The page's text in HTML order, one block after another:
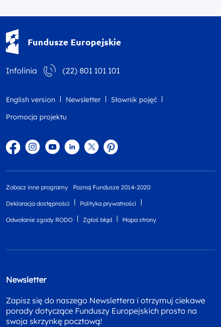
Fundusze Europejskie
Infolinia (22) 801 101 101
English version Newsletter
Słownik pojęć
Promocja projektu
FacebookInstagram
YouTubeLinkedintwitterPinterest
Zobacz inne programy Poznaj Fundusze 2014-2020
Deklaracja dostępności Polityka prywatności
Odwołanie zgody RODO Zgłoś błąd Mapa strony
Newsletter
Zapisz się do naszego Newslettera i otrzymuj ciekawe
porady dotyczące Funduszy Europejskich prosto na
swoja skrzynkę pocztową!